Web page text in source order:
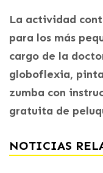
La actividad
para los más
cargo de la
globoflexia,
zumba con
gratuita de
NOTICIAS